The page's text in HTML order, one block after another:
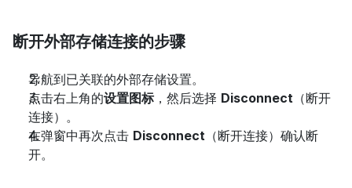
断开外部存储连接的步骤
导航到已关联的外部存储设置。
点击右上角的设置图标，然后选择 Disconnect （断开
连接）。
在弹窗中再次点击 Disconnect （断开连接）确认断
开。